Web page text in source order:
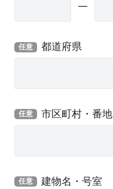
任意 都道府県
任意 市区町村・番地
任意 建物名・号室